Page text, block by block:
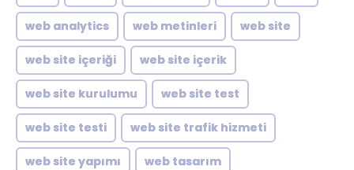
web analytics web metinleri web site
web site içeriği web site içerik
web site kurulumu web site test
web site testi web site trafik hizmeti
web site yapımı web tasarım